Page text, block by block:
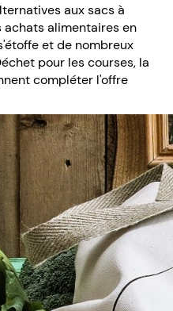
aux sacs à
achats alimentaires en
et de nombreux
pour les courses, la
compléter l'offre